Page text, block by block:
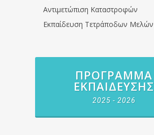
Αντιμετώπιση Καταστροφών
Εκπαίδευση Τετράποδων Μελών
ΠΡΌΓΡΑΜΜΑ
ΕΚΠΑΊΔΕΥΣΗΣ
2025 - 2026